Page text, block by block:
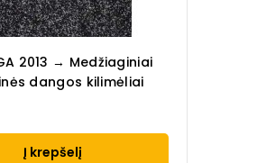
2013 → Medžiaginiai
dangos kilimėliai
Į krepšelį